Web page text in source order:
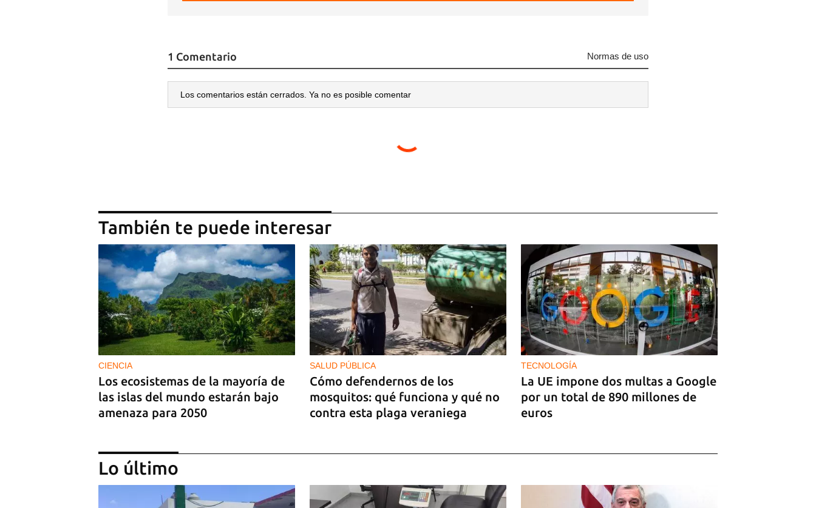
1 Comentario Normas de uso
Los comentarios están cerrados. Ya no es posible comentar
También te puede interesar
CIENCIA
Los ecosistemas de la mayoría de
las islas del mundo estarán bajo
amenaza para 2050
SALUD PÚBLICA
Cómo defendernos de los
mosquitos: qué funciona y qué no
contra esta plaga veraniega
TECNOLOGÍA
La UE impone dos multas a Google
por un total de 890 millones de
euros
Lo último